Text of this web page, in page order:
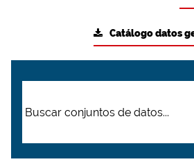
Catálogo datos